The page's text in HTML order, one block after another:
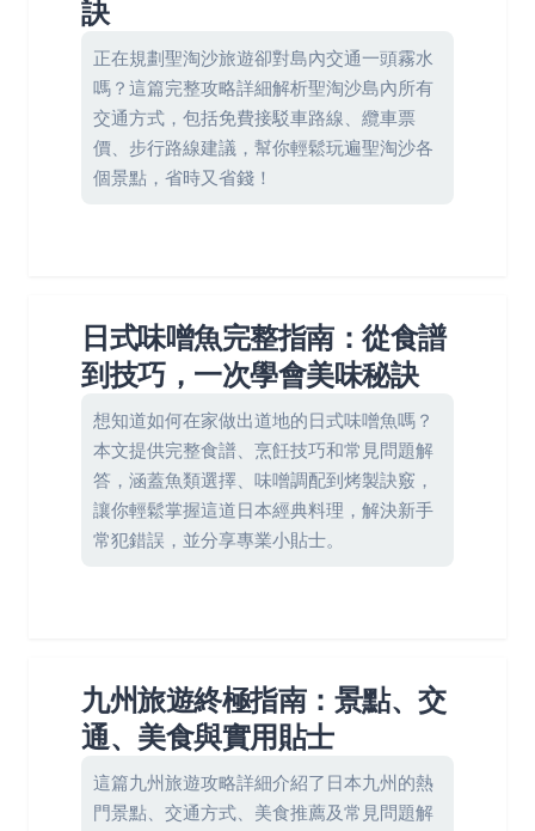
訣
正在規劃聖淘沙旅遊卻對島內交通一頭霧水
嗎？這篇完整攻略詳細解析聖淘沙島內所有
交通方式，包括免費接駁車路線、纜車票
價、步行路線建議，幫你輕鬆玩遍聖淘沙各
個景點，省時又省錢！
日式味噌魚完整指南：從食譜
到技巧，一次學會美味秘訣
想知道如何在家做出道地的日式味噌魚嗎？
本文提供完整食譜、烹飪技巧和常見問題解
答，涵蓋魚類選擇、味噌調配到烤製訣竅，
讓你輕鬆掌握這道日本經典料理，解決新手
常犯錯誤，並分享專業小貼士。
九州旅遊終極指南：景點、交
通、美食與實用貼士
這篇九州旅遊攻略詳細介紹了日本九州的熱
門景點、交通方式、美食推薦及常見問題解